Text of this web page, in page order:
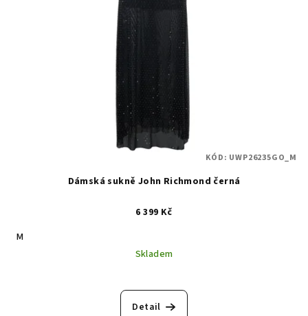
Dámská sukně John Richmond černá
6 399 Kč
M
Skladem
Detail
KÓD: UWP26235GO_M